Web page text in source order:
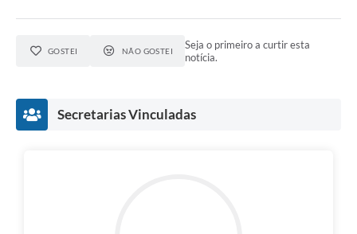
GOSTEI NÃO GOSTEI
Seja o primeiro a curtir esta
notícia.
Secretarias Vinculadas